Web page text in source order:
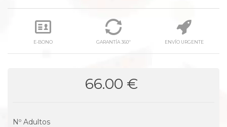
E-BONO GARANTÍA 360º ENVÍO URGENTE
66.00 €
Nº Adultos